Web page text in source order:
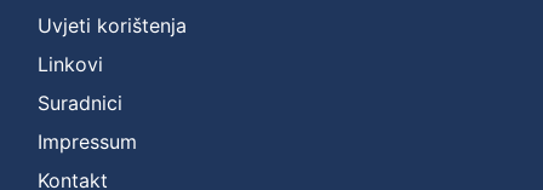
Uvjeti korištenja
Linkovi
Suradnici
Impressum
Kontakt